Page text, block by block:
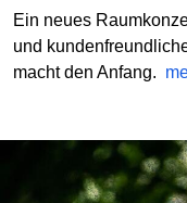
Ein neues
und
macht den Anfang.